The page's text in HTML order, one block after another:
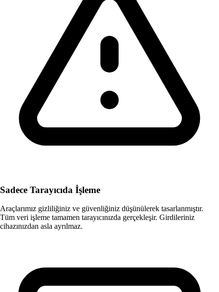
Sadece Tarayıcıda İşleme
Araçlarımız gizliliğiniz ve güvenliğiniz düşünülerek tasarlanmıştır.
Tüm veri işleme tamamen tarayıcınızda gerçekleşir. Girdileriniz
cihazınızdan asla ayrılmaz.